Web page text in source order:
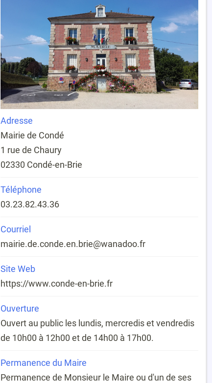
Adresse
Mairie de Condé
1 rue de Chaury
02330 Condé-en-Brie
Téléphone
03.23.82.43.36
Courriel
mairie.de.rb.ne.ednocie@wanadoo.fr
Site Web
https://www.conde-en-brie.fr
Ouverture
Ouvert au public les lundis, mercredis et vendredis
de 10h00 à 12h00 et de 14h00 à 17h00.
Permanence du Maire
Permanence de Monsieur le Maire ou d'un de ses